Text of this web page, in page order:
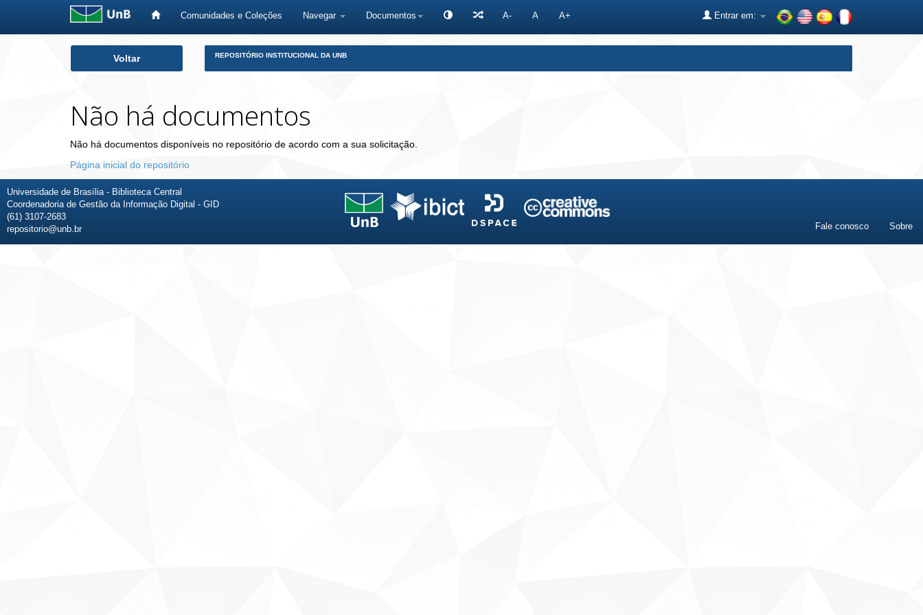
Comunidades e Coleções Navegar Documentos A- A A+ Entrar em:
Voltar REPOSITÓRIO INSTITUCIONAL DA UNB
Não há documentos
Não há documentos disponíveis no repositório de acordo com a sua solicitação.
Página inicial do repositório
Universidade de Brasília - Biblioteca Central
Coordenadoria de Gestão da Informação Digital - GID
(61) 3107-2683
repositorio@unb.br
Fale conosco Sobre